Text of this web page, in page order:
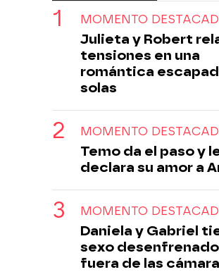
MOMENTO
Julieta y Robert
tensiones en una
romántica
solas
MOMENTO
Temo da el paso y
declara su amor a
MOMENTO
Daniela y Gabriel
sexo desenfrenado
fuera de las